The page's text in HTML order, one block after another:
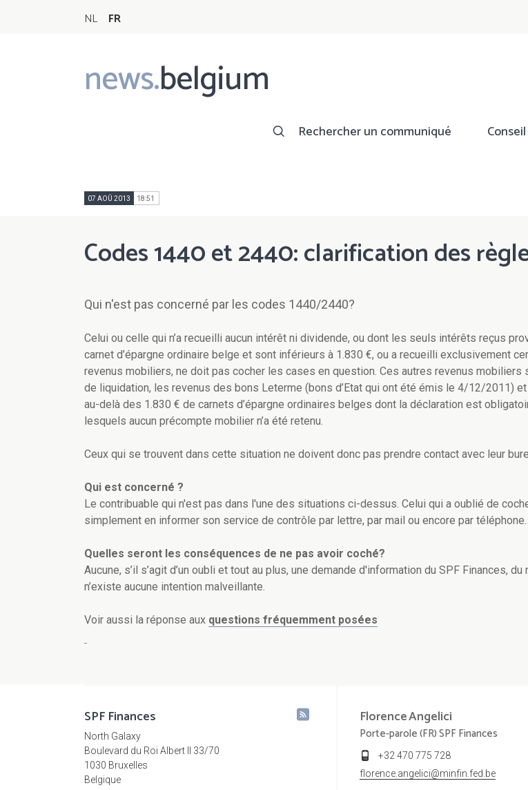
NL FR
news.belgium
Main
navigation
Rechercher un communiqué
07 AOÛ 2013 18:51
Codes 1440 et 2440: clarification des
Qui n'est pas concerné par les codes 1440/2440?
Celui ou celle qui n’a recueilli aucun intérêt ni dividende, ou dont les seuls intérêts reçus
carnet d’épargne ordinaire belge et sont inférieurs à 1.830 €, ou a recueilli exclusivement
revenus mobiliers, ne doit pas cocher les cases en question. Ces autres revenus mobiliers
de liquidation, les revenus des bons Leterme (bons d’Etat qui ont été émis le 4/12/2011)
au-delà des 1.830 € de carnets d’épargne ordinaires belges dont la déclaration est
lesquels aucun précompte mobilier n’a été retenu.
Ceux qui se trouvent dans cette situation ne doivent donc pas prendre contact avec leur
Qui est concerné ?
Le contribuable qui n'est pas dans l'une des situations ci-dessus. Celui qui a oublié de
simplement en informer son service de contrôle par lettre, par mail ou encore par téléphone.
Quelles seront les conséquences de ne pas avoir coché?
Aucune, s’il s’agit d’un oubli et tout au plus, une demande d'information du SPF Finances, du
n’existe aucune intention malveillante.
Voir aussi la réponse aux questions fréquemment posées
SPF Finances
North Galaxy
Boulevard du Roi Albert II 33/70
1030 Bruxelles
Belgique
FlorenceAngelici
Porte-parole (FR) SPF Finances
+32 470 775 728
florence.angelici@minfin.fed.be